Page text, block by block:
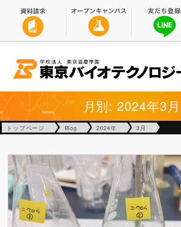
月別: 2024年3月
トップページ Blog 2024年 3月